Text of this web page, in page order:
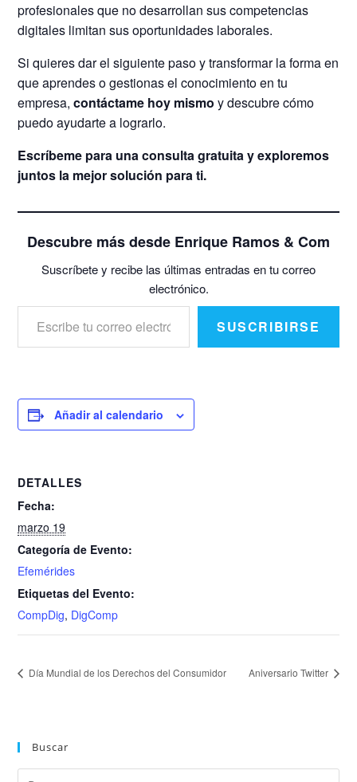
profesionales que no desarrollan sus competencias
digitales limitan sus oportunidades laborales.
Si quieres dar el siguiente paso y transformar la forma en
que aprendes o gestionas el conocimiento en tu
empresa,contáctame hoy mismo y descubre cómo
puedo ayudarte a lograrlo.
Escríbeme para una consulta gratuita y exploremos
juntos la mejor solución para ti.
Descubre más desde Enrique Ramos & Com
Suscríbete y recibe las últimas entradas en tu correo
electrónico.
Escribe tu correo electrónico…
SUSCRIBIRSE
Añadir al calendario
DETALLES
Fecha:
marzo 19
Categoría de Evento:
Efemérides
Etiquetas del Evento:
CompDig, DigComp
Día Mundial de los Derechos del Consumidor Aniversario Twitter
Buscar